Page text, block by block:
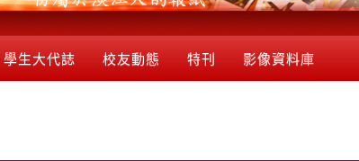
學生大代誌 校友動態 特刊 影像資料庫